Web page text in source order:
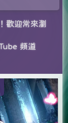
歡迎常來瀏
頻道